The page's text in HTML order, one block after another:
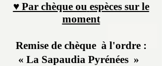
​♥ Par chèque ou espèces sur le
moment
Remise de chèque à l'ordre :
« La Sapaudia Pyrénées »